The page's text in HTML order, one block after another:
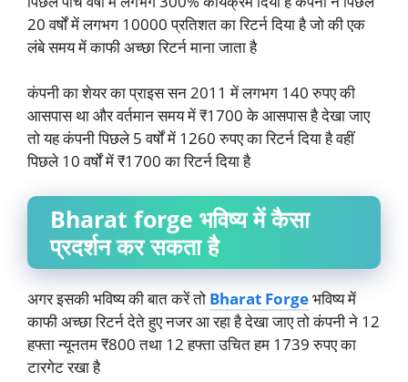
20 वर्षों में लगभग 10000 प्रतिशत का रिटर्न दिया है जो की एक
लंबे समय में काफी अच्छा रिटर्न माना जाता है
कंपनी का शेयर का प्राइस सन 2011 में लगभग 140 रुपए की
आसपास था और वर्तमान समय में ₹1700 के आसपास है देखा जाए
तो यह कंपनी पिछले 5 वर्षों में 1260 रुपए का रिटर्न दिया है वहीं
पिछले 10 वर्षों में ₹1700 का रिटर्न दिया है
Bharat forge भविष्य में कैसा
प्रदर्शन कर सकता है
अगर इसकी भविष्य की बात करें तो Bharat Forgeभविष्य में
काफी अच्छा रिटर्न देते हुए नजर आ रहा है देखा जाए तो कंपनी ने 12
हफ्ता न्यूनतम ₹800 तथा 12 हफ्ता उचित हम 1739 रुपए का
टारगेट रखा है